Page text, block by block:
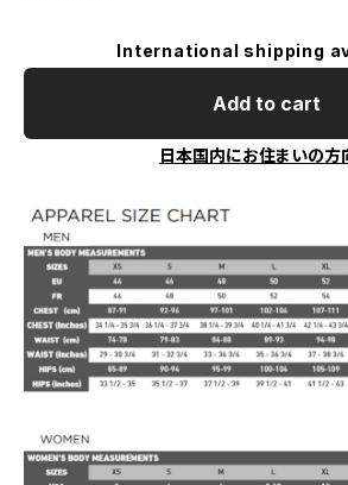
International shipping
Add to cart
日本国内にお住まいの方